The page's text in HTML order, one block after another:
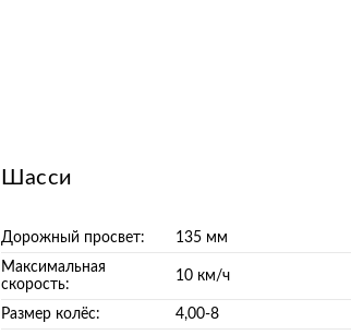
Шасси
Дорожный просвет:
135 мм
Максимальная
скорость:
10 км/ч
Размер колёс:
4,00-8